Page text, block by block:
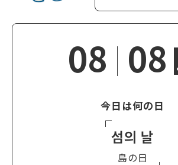
08 08
今日は何の日
섬의 날
島の日